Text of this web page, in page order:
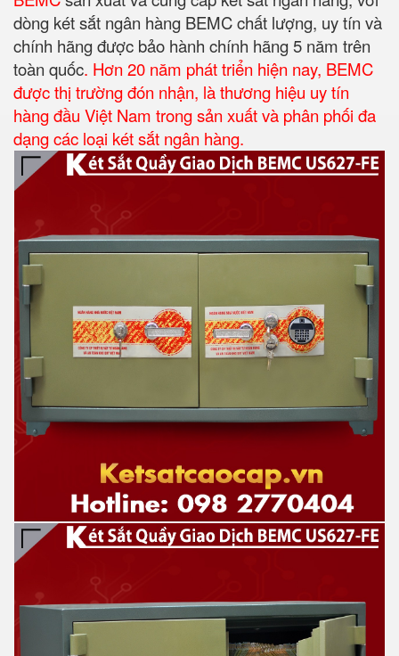
dòng két sắt ngân hàng BEMC chất lượng, uy tín và
chính hãng được bảo hành chính hãng 5 năm trên
toàn quốc. Hơn 20 năm phát triển hiện nay, BEMC
được thị trường đón nhận, là thương hiệu uy tín
hàng đầu Việt Nam trong sản xuất và phân phối đa
dạng các loại két sắt ngân hàng.